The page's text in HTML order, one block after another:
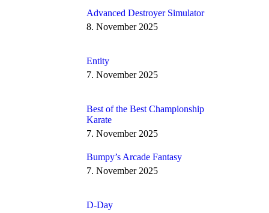
Advanced Destroyer Simulator
8. November 2025
Entity
7. November 2025
Best of the Best Championship
Karate
7. November 2025
Bumpy’s Arcade Fantasy
7. November 2025
D-Day